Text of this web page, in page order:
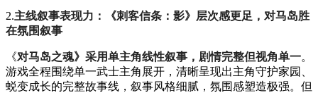
2.主线叙事表现力：《刺客信条：影》层次感更足，对马岛胜
在氛围叙事
《对马岛之魂》采用单主角线性叙事，剧情完整但视角单一。
游戏全程围绕单一武士主角展开，清晰呈现出主角守护家园、
蜕变成长的完整故事线，叙事风格细腻，氛围感塑造极强。但